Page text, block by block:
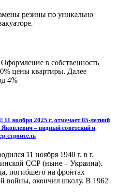
резины по уникально
в собственность
цены квартиры. Далее
4%
2025 г. отмечает 85-летний
– видный советский и
строитель
11 ноября 1940 г. в г.
ССР (ныне – Украина).
погибшего на фронтах
войны, окончил школу. В 1962